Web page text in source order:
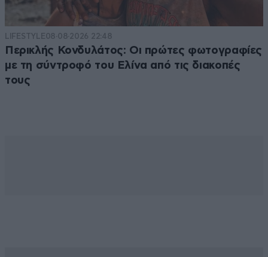
LIFESTYLE08·08·2026 22:48
Περικλής Κονδυλάτος: Οι πρώτες φωτογραφίες
με τη σύντροφό του Ελίνα από τις διακοπές
τους